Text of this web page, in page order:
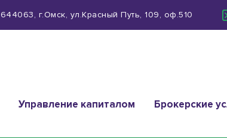
644063, г.Омск, ул.Красный Путь, 109, оф.510
Управление капиталом Брокерские